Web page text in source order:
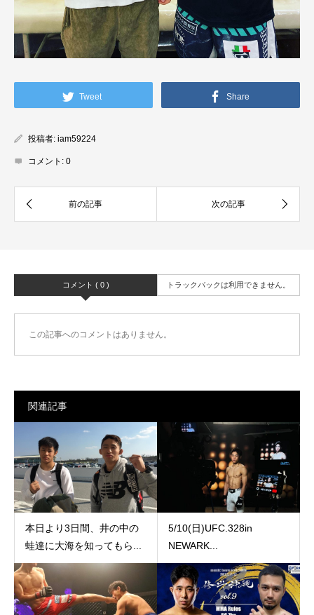
Tweet Share
投稿者: iam59224
コメント: 0
コメント ( 0 ) トラックバックは利用できません。
この記事へのコメントはありません。
関連記事
本日より3日間、井の中の
蛙達に大海を知ってもら...
5/10(日)UFC.328in
NEWARK...